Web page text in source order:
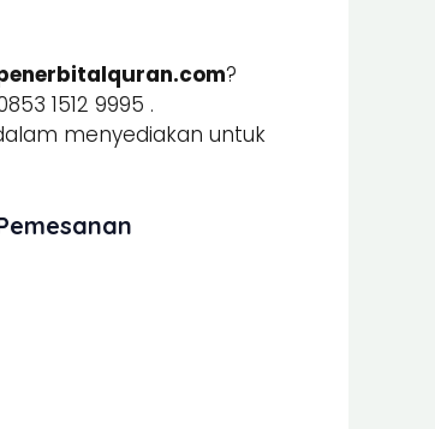
?
1512 9995 .
menyediakan untuk